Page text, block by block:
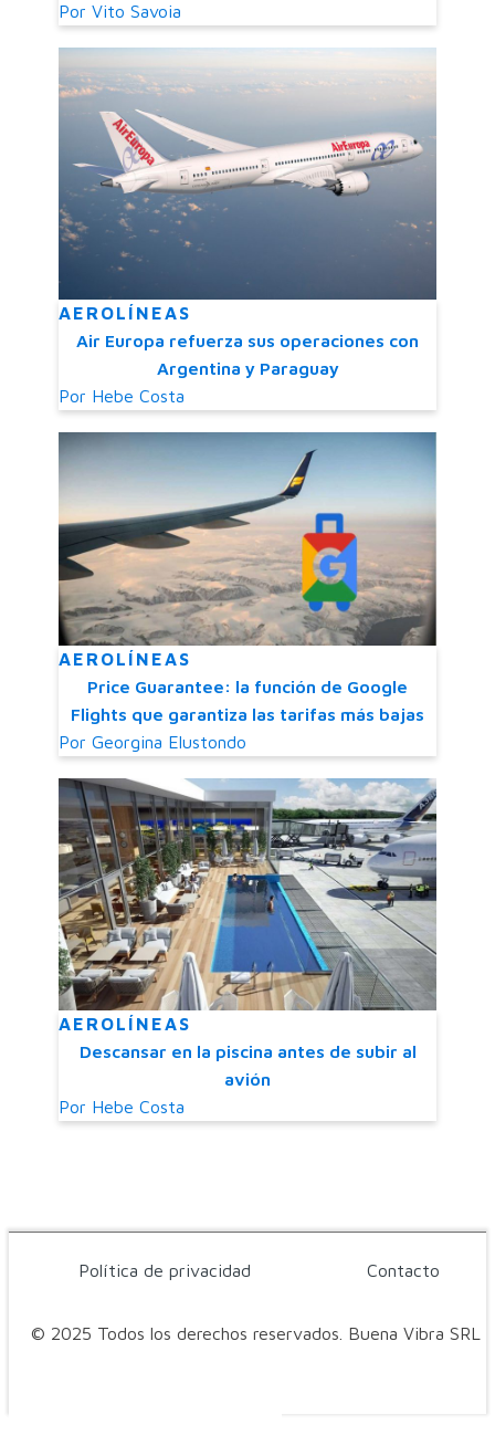
Por Vito Savoia
AEROLÍNEAS
Air Europa refuerza sus operaciones con
Argentina y Paraguay
Por Hebe Costa
AEROLÍNEAS
Price Guarantee: la función de Google
Flights que garantiza las tarifas más bajas
Por Georgina Elustondo
AEROLÍNEAS
Descansar en la piscina antes de subir al
avión
Por Hebe Costa
© 2025 Todos los derechos reservados. Buena Vibra SRL
Política de privacidad Contacto